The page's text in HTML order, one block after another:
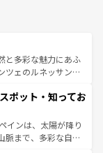
と多彩な魅力にあふ
ツェのルネッサンス
アマルフィ海岸の絶
合間には、本場の
理を堪能することも
すべての瞬間を楽し
ポット・知ってお
インは、太陽が降り
脈まで、多彩な自然